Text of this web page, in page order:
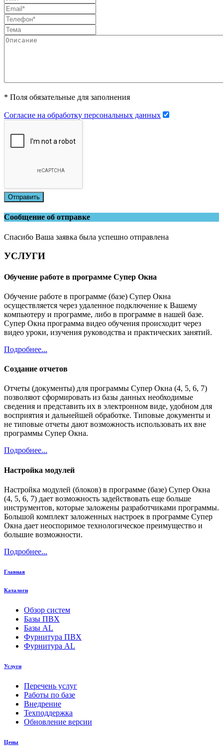
* Поля обязательные для заполнения
Согласие на обработку персональных данных
Отправить
Сообщение об отправке
Спасибо Ваша заявка была успешно отправлена
УСЛУГИ
Обучение работе в программе Супер Окна
Обучение работе в программе (базе) Супер Окна
осуществляется через удаленное подключение к Вашему
компьютеру и программе, либо в программе в нашей базе.
Супер Окна программа видео обучения происходит через
видео уроки, изучения руководства и практических занятий.
Подробнее...
Создание отчетов
Отчеты (документы) для программы Супер Окна (4, 5, 6, 7)
позволяют сформировать из базы данных необходимые
сведения и представить их в электронном виде, удобном для
восприятия и дальнейшей обработке. Типовые документы и
не типовые отчеты дают возможность использовать их вне
программы Супер Окна.
Подробнее...
Настройка модулей
Настройка модулей (блоков) в программе (базе) Супер Окна
(4, 5, 6, 7) дает возможность задействовать еще больше
инструментов, которые заложены разработчиками программы.
Большой комплект заложенных настроек в программе Супер
Окна дает неоспоримое технологическое преимущество и
большие возможности.
Подробнее...
Главная
Каталоги
Обзор систем
Базы ПВХ
Базы AL
Фурнитура ПВХ
Фурнитура AL
Услуги
Перечень услуг
Работы по базе
Внедрение
Техподдержка
Обновление версии
Цены